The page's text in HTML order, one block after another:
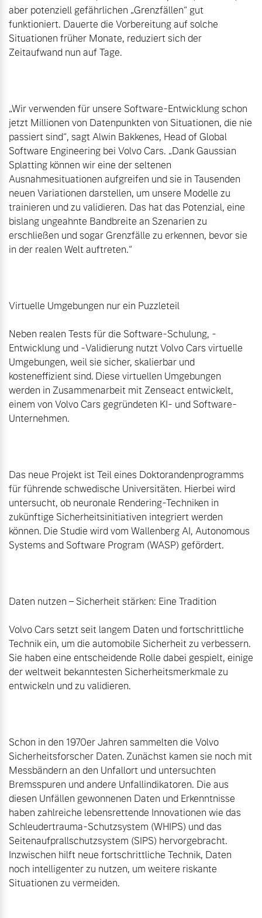
aber potenziell gefährlichen „Grenzfällen“ gut
funktioniert. Dauerte die Vorbereitung auf solche
Situationen früher Monate, reduziert sich der
Zeitaufwand nun auf Tage.
„Wir verwenden für unsere Software-Entwicklung schon
jetzt Millionen von Datenpunkten von Situationen, die nie
passiert sind“, sagt Alwin Bakkenes, Head of Global
Software Engineering bei Volvo Cars. „Dank Gaussian
Splatting können wir eine der seltenen
Ausnahmesituationen aufgreifen und sie in Tausenden
neuen Variationen darstellen, um unsere Modelle zu
trainieren und zu validieren. Das hat das Potenzial, eine
bislang ungeahnte Bandbreite an Szenarien zu
erschließen und sogar Grenzfälle zu erkennen, bevor sie
in der realen Welt auftreten.“
Virtuelle Umgebungen nur ein Puzzleteil
Neben realen Tests für die Software-Schulung, -
Entwicklung und -Validierung nutzt Volvo Cars virtuelle
Umgebungen, weil sie sicher, skalierbar und
kosteneffizient sind. Diese virtuellen Umgebungen
werden in Zusammenarbeit mit Zenseact entwickelt,
einem von Volvo Cars gegründeten KI- und Software-
Unternehmen.
Das neue Projekt ist Teil eines Doktorandenprogramms
für führende schwedische Universitäten. Hierbei wird
untersucht, ob neuronale Rendering-Techniken in
zukünftige Sicherheitsinitiativen integriert werden
können. Die Studie wird vom Wallenberg AI, Autonomous
Systems and Software Program (WASP) gefördert.
Daten nutzen – Sicherheit stärken: Eine Tradition
Volvo Cars setzt seit langem Daten und fortschrittliche
Technik ein, um die automobile Sicherheit zu verbessern.
Sie haben eine entscheidende Rolle dabei gespielt, einige
der weltweit bekanntesten Sicherheitsmerkmale zu
entwickeln und zu validieren.
Schon in den 1970er Jahren sammelten die Volvo
Sicherheitsforscher Daten. Zunächst kamen sie noch mit
Messbändern an den Unfallort und untersuchten
Bremsspuren und andere Unfallindikatoren. Die aus
diesen Unfällen gewonnenen Daten und Erkenntnisse
haben zahlreiche lebensrettende Innovationen wie das
Schleudertrauma-Schutzsystem (WHIPS) und das
Seitenaufprallschutzsystem (SIPS) hervorgebracht.
Inzwischen hilft neue fortschrittliche Technik, Daten
noch intelligenter zu nutzen, um weitere riskante
Situationen zu vermeiden.